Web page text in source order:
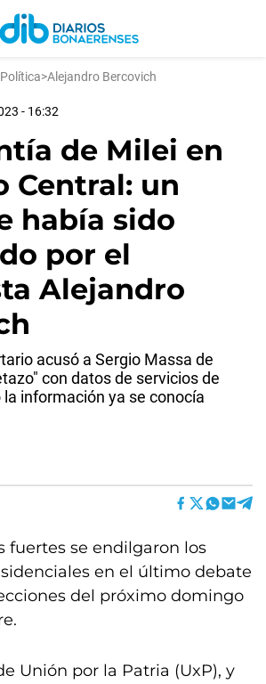
Política>Alejandro Bercovich
- 16:32
de Milei en
Central: un
había sido
por el
Alejandro
acusó a Sergio Massa de
con datos de servicios de
información ya se conocía
fuertes se endilgaron los
en el último debate
del próximo domingo
Unión por la Patria (UxP), y